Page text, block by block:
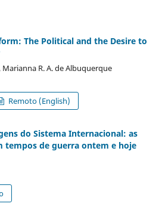
The Political and the Desire to
Marianna R. A. de Albuquerque
Remoto (English)
do Sistema Internacional: as
tempos de guerra ontem e hoje